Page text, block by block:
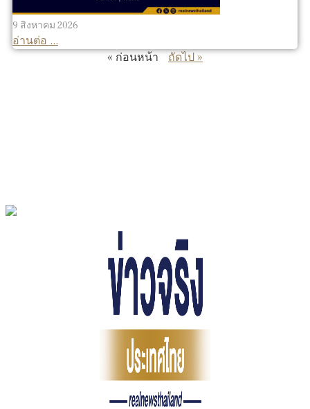
9 สิงหาคม 2026
อ่านต่อ ...
« ก่อนหน้า
ถัดไป »